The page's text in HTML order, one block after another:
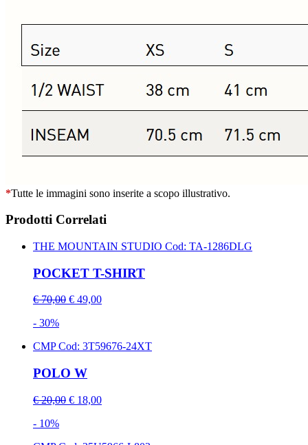
*Tutte le immagini sono inserite a scopo illustrativo.
Prodotti Correlati
THE MOUNTAIN STUDIO Cod: TA-1286DLG
POCKET T-SHIRT
€ 70,00 € 49,00
- 30%
CMPCod: 3T59676-24XT
POLO W
€ 20,00 € 18,00
- 10%